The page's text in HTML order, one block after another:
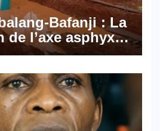
Bafanji : La
de l’axe asphyxie
économiques